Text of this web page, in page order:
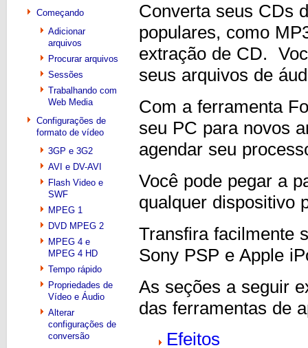
Começando
Adicionar
arquivos
Procurar arquivos
Sessões
Trabalhando com
Web Media
Configurações de
formato de vídeo
3GP e 3G2
AVI e DV-AVI
Flash Video e
SWF
MPEG 1
DVD MPEG 2
MPEG 4 e
MPEG 4 HD
Tempo rápido
Propriedades de
Vídeo e Áudio
Alterar
configurações de
conversão
Converta seus CDs
populares, como
extração de CD.
seus arquivos de
Com a ferramenta
seu PC para novos
agendar seu
Você pode pegar a
qualquer dispositivo
Transfira facilmente
Sony PSP e Apple
As seções a seguir
das ferramentas de
Efeitos